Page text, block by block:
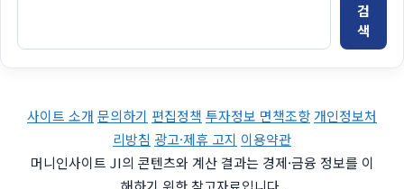
검
색
사이트 소개 문의하기 편집정책 투자정보 면책조항개인정보처
리방침 광고·제휴 고지 이용약관
머니인사이트 JI의 콘텐츠와 계산 결과는 경제·금융 정보를 이